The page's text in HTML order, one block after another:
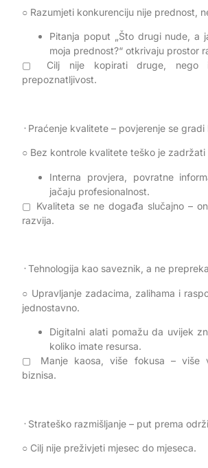
○ Razumjeti konkurenciju nije prednost,
Pitanja poput „Što drugi nude, a
moja prednost?“ otkrivaju prostor
▢ Cilj nije kopirati druge, nego
prepoznatljivost.
᠂ Praćenje kvalitete – povjerenje se
○ Bez kontrole kvalitete teško je zadržati
Interna provjera, povratne
jačaju profesionalnost.
▢ Kvaliteta se ne događa slučajno –
razvija.
᠂ Tehnologija kao saveznik, a ne prepreka
○ Upravljanje zadacima, zalihama i
jednostavno.
Digitalni alati pomažu da uvijek
koliko imate resursa.
▢ Manje kaosa, više fokusa – više
biznisa.
᠂ Strateško razmišljanje – put prema
○ Cilj nije preživjeti mjesec do mjeseca.